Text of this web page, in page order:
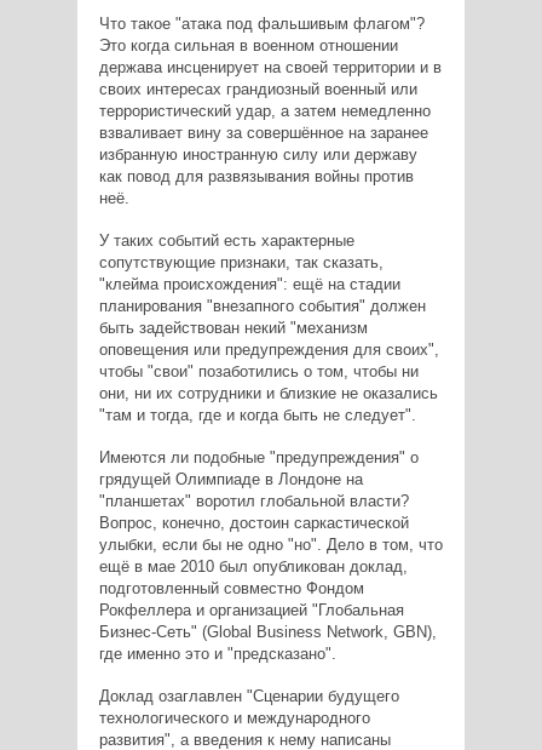
Что такое "атака под фальшивым флагом"?
Это когда сильная в военном отношении
держава инсценирует на своей территории и в
своих интересах грандиозный военный или
террористический удар, а затем немедленно
взваливает вину за совершённое на заранее
избранную иностранную силу или державу
как повод для развязывания войны против
неё.
У таких событий есть характерные
сопутствующие признаки, так сказать,
"клейма происхождения": ещё на стадии
планирования "внезапного события" должен
быть задействован некий "механизм
оповещения или предупреждения для своих",
чтобы "свои" позаботились о том, чтобы ни
они, ни их сотрудники и близкие не оказались
"там и тогда, где и когда быть не следует".
Имеются ли подобные "предупреждения" о
грядущей Олимпиаде в Лондоне на
"планшетах" воротил глобальной власти?
Вопрос, конечно, достоин саркастической
улыбки, если бы не одно "но". Дело в том, что
ещё в мае 2010 был опубликован доклад,
подготовленный совместно Фондом
Рокфеллера и организацией "Глобальная
Бизнес-Сеть" (Global Business Network, GBN),
где именно это и "предсказано".
Доклад озаглавлен "Сценарии будущего
технологического и международного
развития", а введения к нему написаны